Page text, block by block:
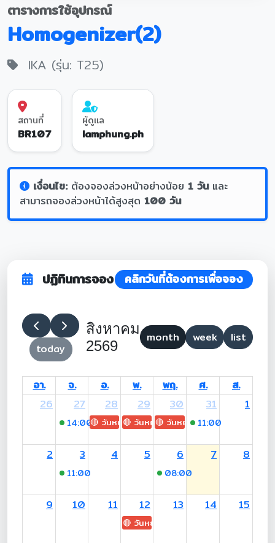
ตารางการใช้อุปกรณ์
Homogenizer(2)
IKA (รุ่น: T25)
สถานที่
BR107
ผู้ดูแล
lamphung.ph
เงื่อนไข:ต้องจองล่วงหน้าอย่างน้อย 1 วันและ
สามารถจองล่วงหน้าได้สูงสุด 100 วัน
ปฏิทินการจอง คลิกวันที่ต้องการเพื่อจอง
today
สิงหาคม
2569
month week list
อา. จ. อ. พ. พฤ. ศ.
ส.
26
27
14:00-16:00 (อาจารย์ปาจรีย์)
28
🔴 วันหยุด: H.M. King Maha Vajiralongkorn's
29
🔴 วันหยุด: Asanha Bucha Day
30
🔴 วันหยุด: Buddhist Lent
31
11:00
1
2 3
11:00 -12:00 (อาจารย์ปาจรีย์)
4 5 6
08:00
7 8
9 10 11 12
🔴 วันหยุด: H.M. Queen Sirikit The
13 14 15